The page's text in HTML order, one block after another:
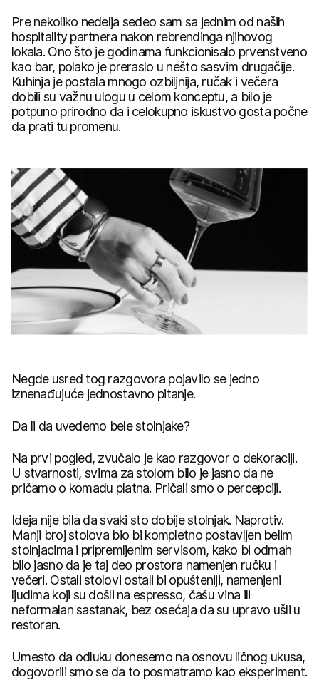
Pre nekoliko nedelja sedeo sam sa jednim od naših
hospitality partnera nakon rebrendinga njihovog
lokala. Ono što je godinama funkcionisalo prvenstveno
kao bar, polako je preraslo u nešto sasvim drugačije.
Kuhinja je postala mnogo ozbiljnija, ručak i večera
dobili su važnu ulogu u celom konceptu, a bilo je
potpuno prirodno da i celokupno iskustvo gosta počne
da prati tu promenu.
Negde usred tog razgovora pojavilo se jedno
iznenađujuće jednostavno pitanje.
Da li da uvedemo bele stolnjake?
Na prvi pogled, zvučalo je kao razgovor o dekoraciji.
U stvarnosti, svima za stolom bilo je jasno da ne
pričamo o komadu platna. Pričali smo o percepciji.
Ideja nije bila da svaki sto dobije stolnjak. Naprotiv.
Manji broj stolova bio bi kompletno postavljen belim
stolnjacima i pripremljenim servisom, kako bi odmah
bilo jasno da je taj deo prostora namenjen ručku i
večeri. Ostali stolovi ostali bi opušteniji, namenjeni
ljudima koji su došli na espresso, čašu vina ili
neformalan sastanak, bez osećaja da su upravo ušli u
restoran.
Umesto da odluku donesemo na osnovu ličnog ukusa,
dogovorili smo se da to posmatramo kao eksperiment.